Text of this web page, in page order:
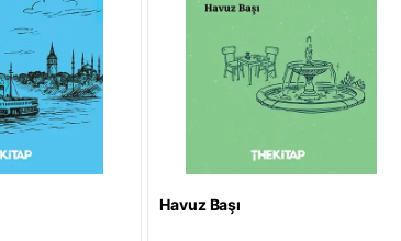
Havuz Başı